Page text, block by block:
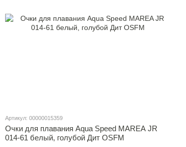
Артикул: 00000015359
Очки для плавания Aqua Speed ​​MAREA JR
014-61 белый, голубой Дит OSFM